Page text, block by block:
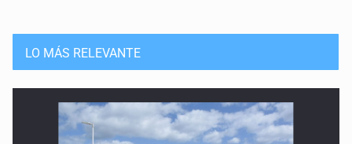
LO MÁS RELEVANTE